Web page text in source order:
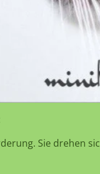
Sie drehen